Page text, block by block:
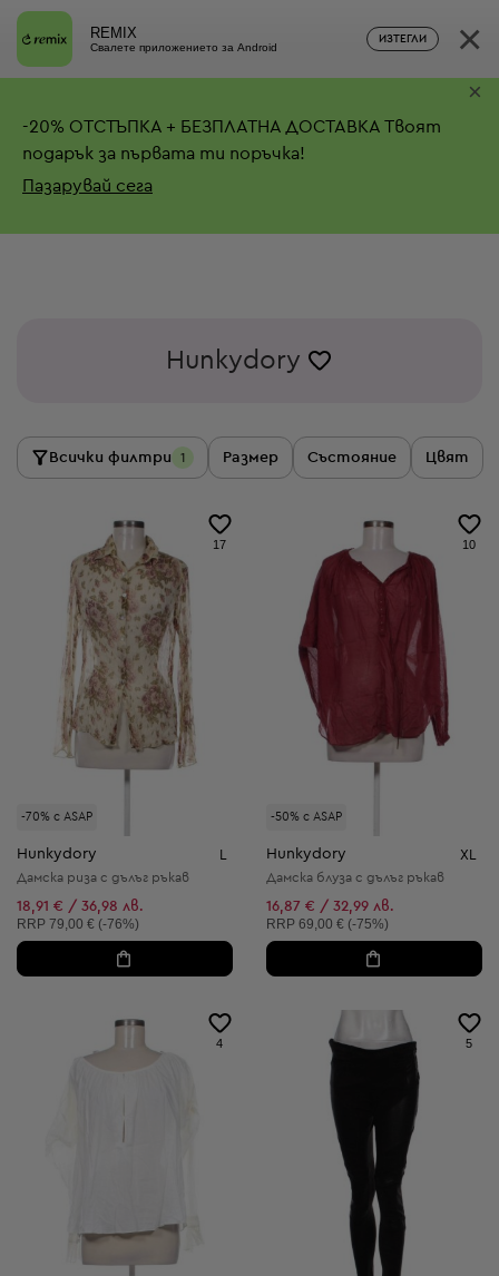
REMIX
Свалете приложението за Android
ИЗТЕГЛИ ×
-20% ОТСТЪПКА + БЕЗПЛАТНА ДОСТАВКА Твоят
подарък за първата ти поръчка!
Пазарувай сега
×
Hunkydory
Всички филтри 1 Размер Състояние Цвят
-70% с ASAP
17
Hunkydory
Дамска риза с дълъг ръкав
18,91 € / 36,98 лв.
Препоръчителна цена:
RRP 79,00 € (-76%)
-50% с ASAP
10
Hunkydory XL
Дамска блуза с дълъг ръкав
16,87 € / 32,99 лв.
Препоръчителна цена:
RRP 69,00 € (-75%)
4 5